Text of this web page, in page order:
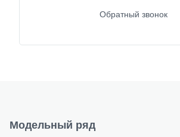
Обратный звонок
Модельный ряд